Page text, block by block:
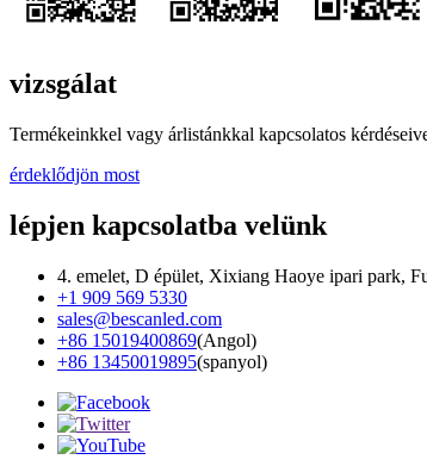
vizsgálat
Termékeinkkel vagy árlistánkkal kapcsolatos
érdeklődjön most
lépjen kapcsolatba velünk
4. emelet, D épület, Xixiang Haoye ipari park,
+1 909 569 5330
sales@bescanled.com
+86 15019400869(Angol)
+86 13450019895(spanyol)